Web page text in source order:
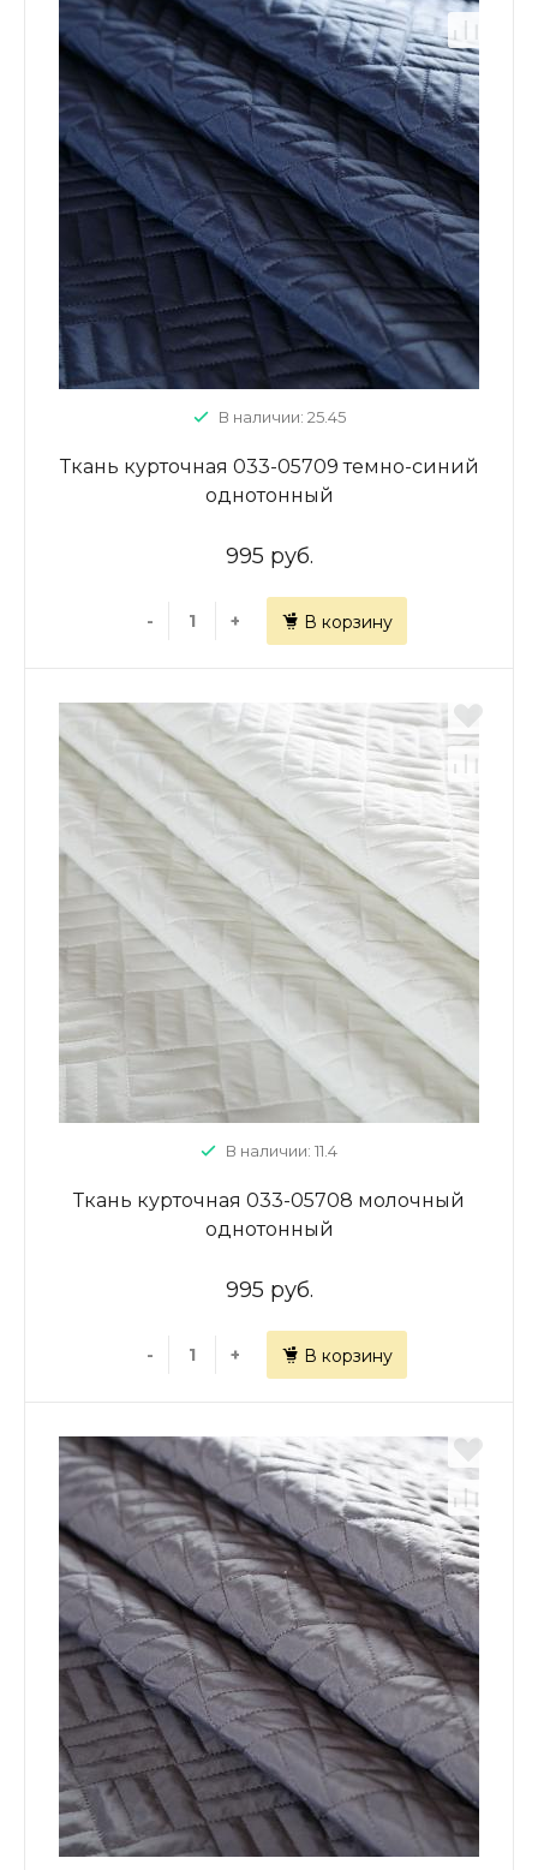
В наличии: 25.45
Ткань курточная 033-05709 темно-синий
однотонный
995 руб.
- + В корзину
В наличии: 11.4
Ткань курточная 033-05708 молочный
однотонный
995 руб.
- + В корзину